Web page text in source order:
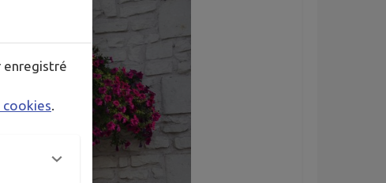
enregistré
cookies